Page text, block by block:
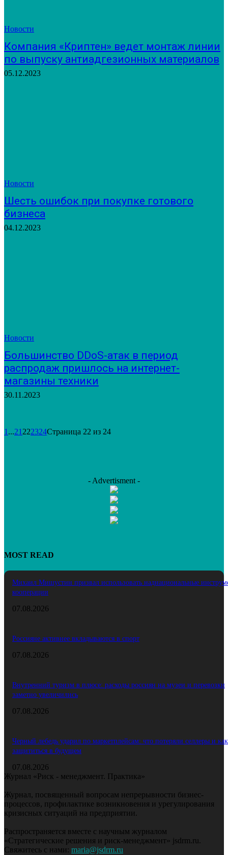
Новости
Компания «Криптен» ведет монтаж линии
по выпуску антиадгезионных материалов
05.12.2023
Новости
Шесть ошибок при покупке готового
бизнеса
04.12.2023
Новости
Большинство DDoS-атак в период
распродаж пришлось на интернет-
магазины техники
30.11.2023
1 ...21 222324Страница 22 из 24
- Advertisment -
MOST READ
Михаил Мишустин призвал использовать наднациональные
кооперации
07.08.2026
Россияне активнее вкладываются в спорт
07.08.2026
Внутренний туризм в плюсе: расходы россиян на музеи и перевозки
заметно увеличились
07.08.2026
Черный лебедь ударил по маркетплейсам: что потеряли селлеры и как
защититься в будущем
07.08.2026
Журнал «Риск - менеджмент. Практика»
Журнал, посвященный вопросам непрерывности бизнес-
процессов, профилактике возникновения и урегулирования
кризисных ситуаций на предприятии.
Распространяется вместе с научным журналом
«Стратегические решения и риск-менеджмент» jsdrm.ru.
Свяжитесь с нами: maria@jsdrm.ru